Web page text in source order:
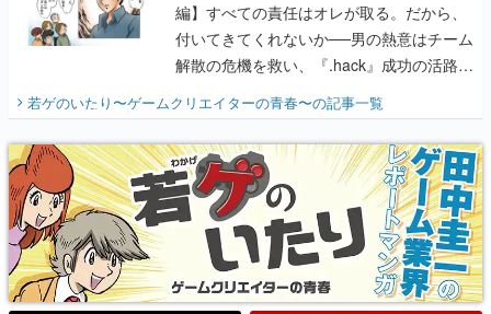
編】すべての責任はオレが取る。だから、
付いてきてくれないか──男の熱意はチーム
解散の危機を救い、『.hack』成功の活路を
開く。業界の快男児・松山 洋に流れる血は
『少年ジャンプ』色だった【若ゲのいた
り】
若ゲのいたり〜ゲームクリエイターの青春〜の記事一覧